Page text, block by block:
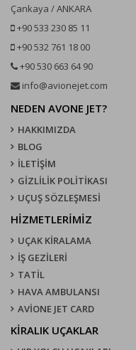
Çankaya / ANKARA
+90 533 230 85 11
+90 532 761 18 00
+90 530 663 64 90
info@avionejet.com
NEDEN AVONE JET?
HAKKIMIZDA
BLOG
İLETİŞİM
GİZLİLİK POLİTİKASI
UÇUŞ SÖZLEŞMESI
HİZMETLERİMİZ
UÇAK KIRALAMA
İŞ GEZİLERİ
TATİL
HAVA AMBULANSI
AVİONE JET CARD
KIRALIK UÇAKLAR